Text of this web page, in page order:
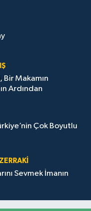
Bir Makamın
Ardından
Çok Boyutlu
Sevmek İmanın